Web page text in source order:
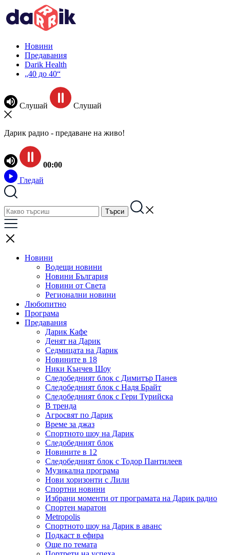
Новини
Предавания
Darik Health
„40 до 40“
Слушай Слушай
Дарик радио - предаване на живо!
00:00
Гледай
Новини
Водещи новини
Новини България
Новини от Света
Регионални новини
Любопитно
Програма
Предавания
Дарик Кафе
Денят на Дарик
Седмицата на Дарик
Новините в 18
Ники Кънчев Шоу
Следобедният блок с Димитър Панев
Следобедният блок с Надя Брайт
Следобедният блок с Гери Турийска
В тренда
Агросвят по Дарик
Време за джаз
Спортното шоу на Дарик
Следобедният блок
Новините в 12
Следобедният блок с Тодор Пантилеев
Музикална програма
Нови хоризонти с Лили
Спортни новини
Избрани моменти от програмата на Дарик радио
Спортен маратон
Metropolis
Спортното шоу на Дарик в аванс
Подкаст в ефира
Още по темата